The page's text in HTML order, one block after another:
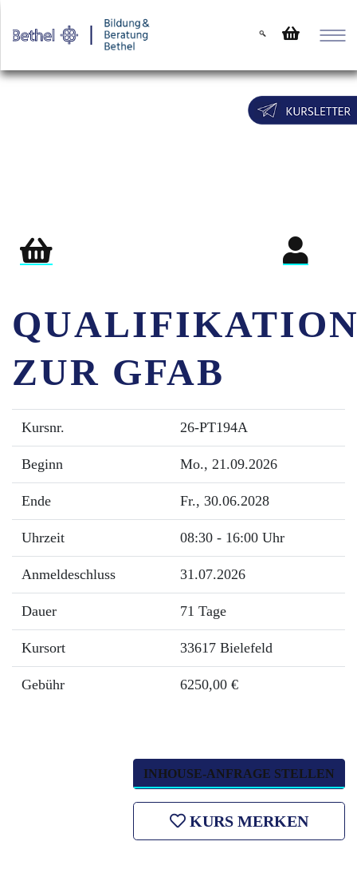
ZUR GFAB
Kursnr. 26-PT194A
Beginn Mo., 21.09.2026
Ende Fr., 30.06.2028
Uhrzeit 08:30 - 16:00 Uhr
Anmeldeschluss 31.07.2026
Dauer 71 Tage
Kursort 33617 Bielefeld
Gebühr 6250,00 €
INHOUSE-ANFRAGE STELLEN
KURS MERKEN